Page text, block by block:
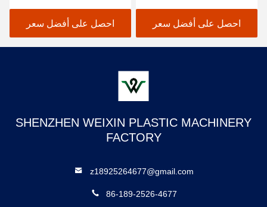
المسمار مخصصة
احصل على أفضل سعر
المنسحجة
احصل على أفضل سعر
SHENZHEN WEIXIN PLASTIC MACHINERY
FACTORY
z18925264677@gmail.com
86-189-2526-4677